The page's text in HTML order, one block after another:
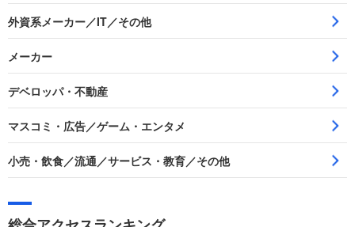
外資系メーカー／IT／その他
メーカー
デベロッパ・不動産
マスコミ・広告／ゲーム・エンタメ
小売・飲食／流通／サービス・教育／その他